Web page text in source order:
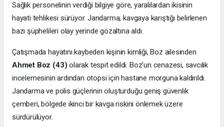
Sağlık personelinin verdiği bilgiye göre, yaralılardan ikisinin
hayati tehlikesi sürüyor. Jandarma, kavgaya karıştığı belirlenen
bazı şüphelileri olay yerinde gözaltına aldı.
Çatışmada hayatını kaybeden kişinin kimliği, Boz ailesinden
Ahmet Boz (43) olarak tespit edildi. Boz’un cenazesi, savcılık
incelemesinin ardından otopsi için hastane morguna kaldırıldı.
Jandarma ve polis güçlerinin oluşturduğu geniş güvenlik
çemberi, bölgede ikinci bir kavga riskini önlemek üzere
sürdürülüyor.